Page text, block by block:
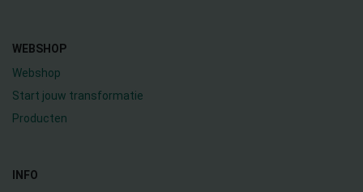
WEBSHOP
Webshop
Start jouw transformatie
Producten
INFO